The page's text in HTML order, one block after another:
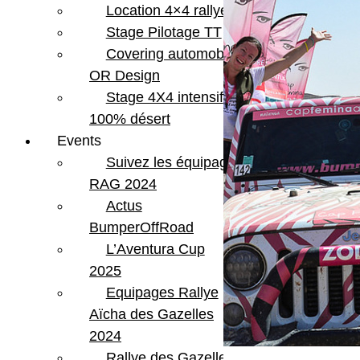
Location 4×4 rallye
Stage Pilotage TT
Covering automobile –
OR Design
Stage 4X4 intensif
100% désert
Events
Suivez les équipages
RAG 2024
Actus
BumperOffRoad
L’Aventura Cup
2025
Equipages Rallye
Aïcha des Gazelles
2024